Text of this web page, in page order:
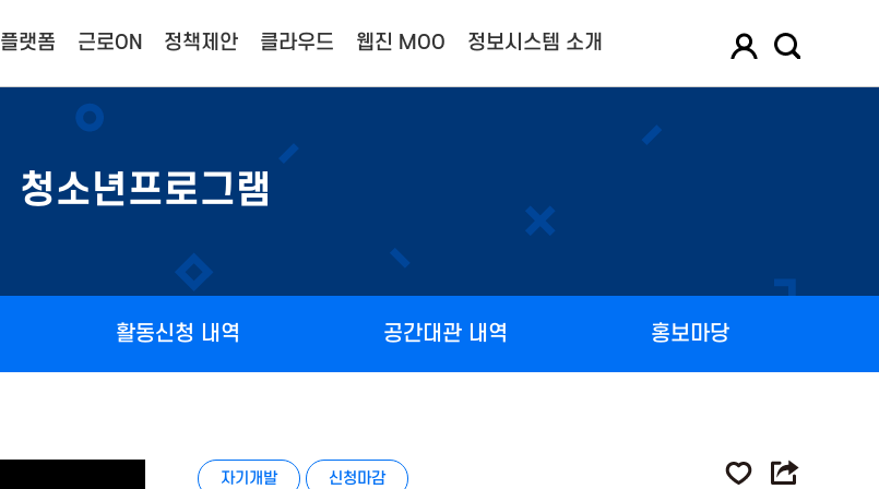
플랫폼 근로ON 정책제안 클라우드 웹진 MOO 정보시스템 소개
청소년프로그램
활동신청 내역 공간대관 내역 홍보마당
자기개발 신청마감